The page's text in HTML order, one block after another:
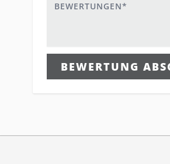
BEWERTUNG